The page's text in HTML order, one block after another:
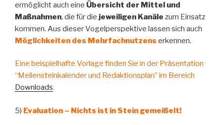
ermöglicht auch eine Übersicht der Mittel und
Maßnahmen, die für die jeweiligen Kanäle zum Einsatz
kommen. Aus dieser Vogelperspektive lassen sich auch
Möglichkeiten des Mehrfachnutzens erkennen.
Eine beispielhafte Vorlage finden Sie in der Präsentation
“Meilensteinkalender und Redaktionsplan” im Bereich
Downloads.
5) Evaluation – Nichts ist in Stein gemeißelt!